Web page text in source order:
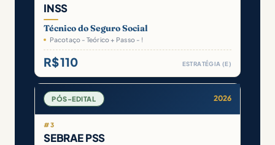
INSS
Técnico do Seguro Social
Pacotaço - Teórico + Passo - !
R$ 110 ESTRATÉGIA (E)
PÓS-EDITAL 2026
#3
SEBRAE PSS